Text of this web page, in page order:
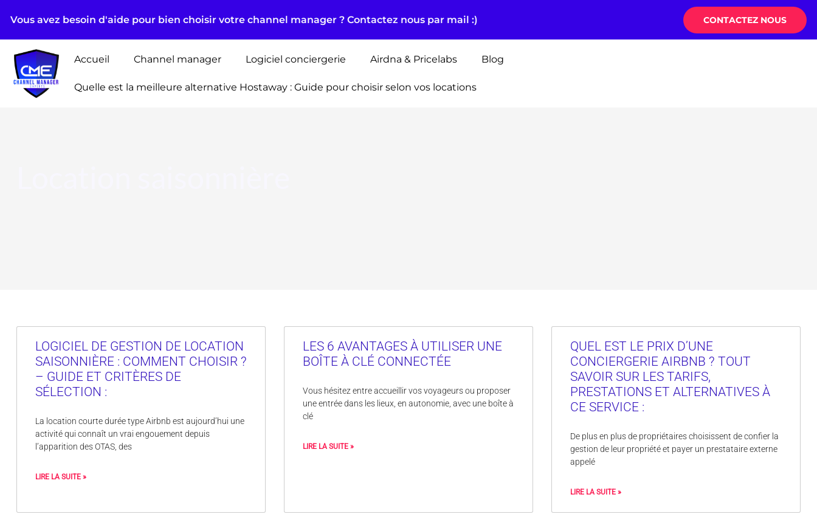
contenu
Vous avez besoin d'aide pour bien choisir votre channel manager ? Contactez nous par mail :) CONTACTEZ NOUS
Accueil Channel manager Logiciel conciergerie Airdna & Pricelabs Blog
Quelle est la meilleure alternative Hostaway : Guide pour choisir selon vos locations
LOGICIEL DE GESTION DE LOCATION
SAISONNIÈRE : COMMENT CHOISIR ?
– GUIDE ET CRITÈRES DE
SÉLECTION :
La location courte durée type Airbnb est aujourd’hui une
activité qui connaît un vrai engouement depuis
l’apparition des OTAS, des
LIRE LA SUITE »
LES 6 AVANTAGES À UTILISER UNE
BOÎTE À CLÉ CONNECTÉE
Vous hésitez entre accueillir vos voyageurs ou proposer
une entrée dans les lieux, en autonomie, avec une boîte à
clé
LIRE LA SUITE »
QUEL EST LE PRIX D’UNE
CONCIERGERIE AIRBNB ? TOUT
SAVOIR SUR LES TARIFS,
PRESTATIONS ET ALTERNATIVES À
CE SERVICE :
De plus en plus de propriétaires choisissent de confier la
gestion de leur propriété et payer un prestataire externe
appelé
LIRE LA SUITE »